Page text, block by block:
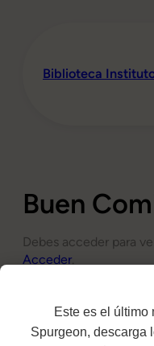
Biblioteca
Buen
Debes acceder para
Acceder.
Este es el último
Spurgeon, descarga